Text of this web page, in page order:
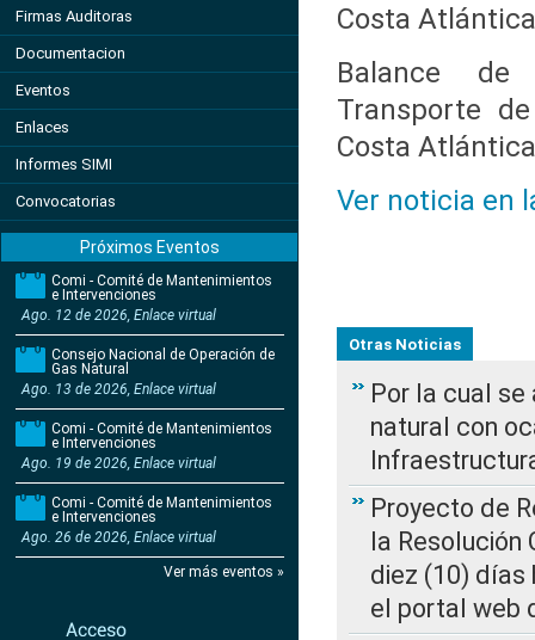
Firmas Auditoras
Documentacion
Eventos
Enlaces
Informes SIMI
Convocatorias
Próximos Eventos
Comi - Comité de Mantenimientos
e Intervenciones
Ago. 12 de 2026, Enlace virtual
Consejo Nacional de Operación de
Gas Natural
Ago. 13 de 2026, Enlace virtual
Comi - Comité de Mantenimientos
e Intervenciones
Ago. 19 de 2026, Enlace virtual
Comi - Comité de Mantenimientos
e Intervenciones
Ago. 26 de 2026, Enlace virtual
Ver más eventos »
Costa Atlántica
Balance de
Transporte
Costa Atlántica
Ver noticia en
Otras Noticias
Por la cual
natural con
Proyecto de
la Resolución
diez (10) días
el portal web